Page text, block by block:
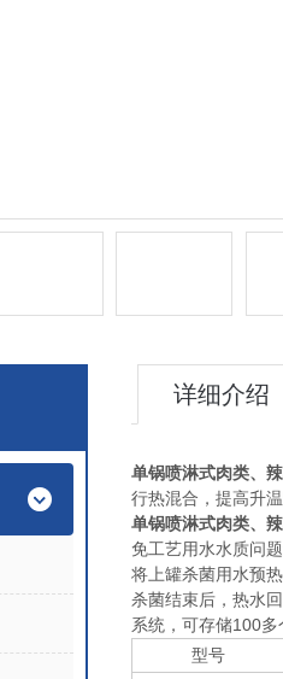
详细介绍
单锅喷淋式肉类、
行热混合，提高升
单锅喷淋式肉类、
免工艺用水水质问
将上罐杀菌用水预
杀菌结束后，热水
系统，可存储100
型号